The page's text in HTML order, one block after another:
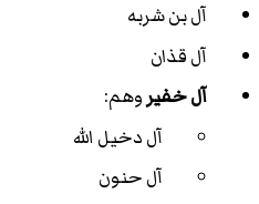
آل بن شربه
آل قذان
آل خفيروهم:
آل دخيل الله
آل حنون